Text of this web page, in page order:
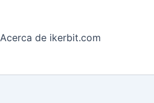
Acerca de ikerbit.com